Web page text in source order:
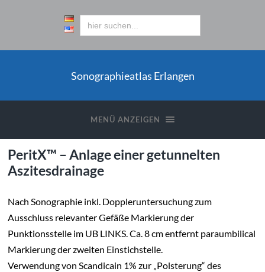
Sonographieatlas Erlangen
MENÜ ANZEIGEN
PeritX™ – Anlage einer getunnelten
Aszitesdrainage
Nach Sonographie inkl. Doppleruntersuchung zum
Ausschluss relevanter Gefäße Markierung der
Punktionsstelle im UB LINKS. Ca. 8 cm entfernt paraumbilical
Markierung der zweiten Einstichstelle.
Verwendung von Scandicain 1% zur „Polsterung“ des